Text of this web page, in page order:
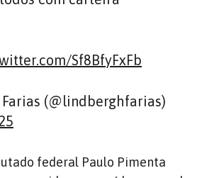
Sf8BfyFxFb
(@lindberghfarias)
federal Paulo Pimenta